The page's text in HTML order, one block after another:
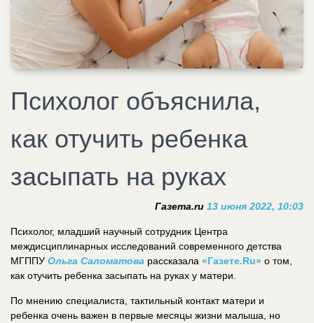
Психолог объяснила,
как отучить ребенка
засыпать на руках
Газета.ru 13 июня 2022, 10:03
Психолог, младший научный сотрудник Центра
междисциплинарных исследований современного детства
МГППУ Ольга Саломатова рассказала «Газете.Ru» о том,
как отучить ребенка засыпать на руках у матери.
По мнению специалиста, тактильный контакт матери и
ребенка очень важен в первые месяцы жизни малыша, но